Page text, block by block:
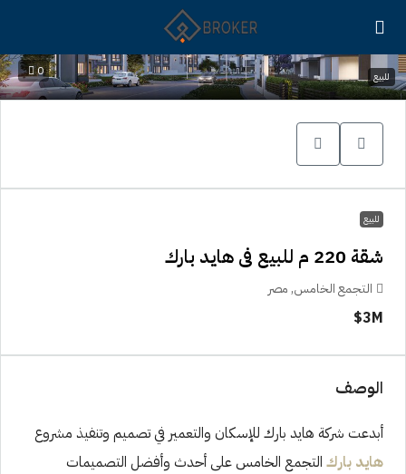
0 للبيع
للبيع
شقة 220 م للبيع فى هايد بارك
التجمع الخامس, مصر
3M$
الوصف
أبدعت شركة هايد بارك للإسكان والتعمير في تصميم وتنفيذ مشروع
هايد بارك التجمع الخامس على أحدث وأفضل التصميمات